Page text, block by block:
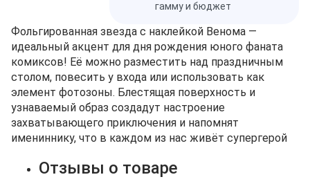
гамму и бюджет
Фольгированная звезда с наклейкой Венома —
идеальный акцент для дня рождения юного фаната
комиксов! Её можно разместить над праздничным
столом, повесить у входа или использовать как
элемент фотозоны. Блестящая поверхность и
узнаваемый образ создадут настроение
захватывающего приключения и напомнят
имениннику, что в каждом из нас живёт супергерой
Отзывы о товаре